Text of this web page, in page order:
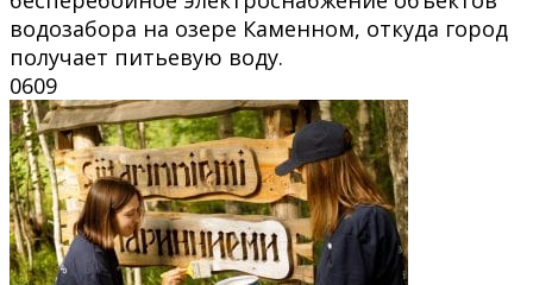
водозабора на озере Каменном, откуда город
получает питьевую воду.
0609